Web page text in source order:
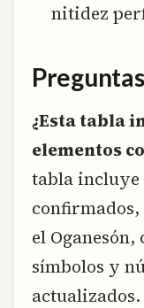
nitidez
¿Esta tabla
elementos
tabla incluye
confirmados,
el Oganesón,
símbolos y
actualizados.